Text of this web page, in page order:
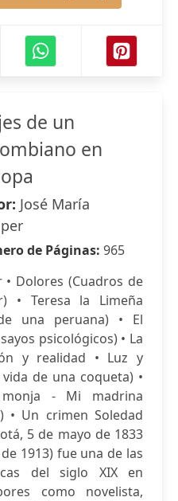
de un
en
José María
de Páginas: 965
Dolores (Cuadros de
• Teresa la Limeña
una peruana) • El
psicológicos) • La
y realidad • Luz y
de una coqueta) •
- Mi madrina
• Un crimen Soledad
5 de mayo de 1833
1913) fue una de las
del siglo XIX en
como novelista,